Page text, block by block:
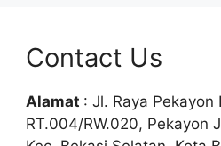
Contact Us
Alamat : Jl. Raya Pekayon
RT.004/RW.020, Pekayon